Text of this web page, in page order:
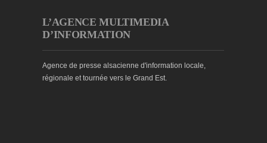
L’AGENCE MULTIMEDIA
D’INFORMATION
Agence de presse alsacienne d'information locale,
régionale et tournée vers le Grand Est.